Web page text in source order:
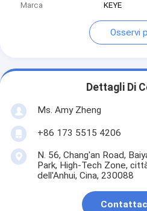
Marca
KEYE
Osservi
Dettagli Di
Ms. Amy Zheng
+86 173 5515 4206
N. 56, Chang'an Road,
Park, High-Tech Zone,
dell'Anhui, Cina, 230088